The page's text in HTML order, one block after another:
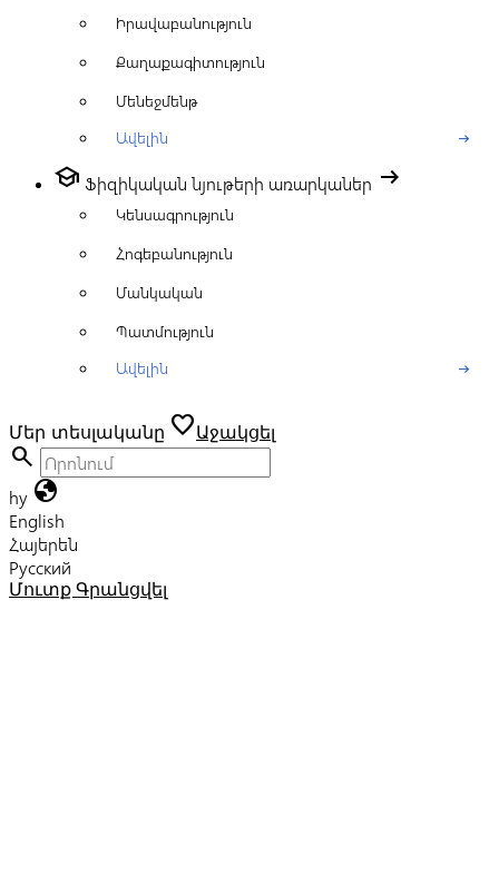
Իրավաբանություն
Քաղաքագիտություն
Մենեջմենթ
Ավելին
arrow_right_alt
school Ֆիզիկական նյութերի առարկաներ arrow_right_alt
Կենսագրություն
Հոգեբանություն
Մանկական
Պատմություն
Ավելին
arrow_right_alt
Մեր տեսլականը favoriteԱջակցել
search
hy globe
English
Հայերեն
Русский
Մուտք Գրանցվել